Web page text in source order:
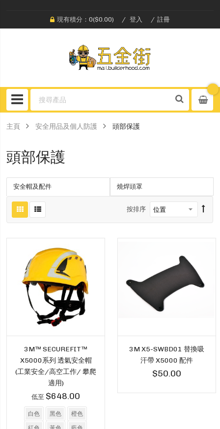
現有積分：0($0.00) 登入 註冊
主頁 安全用品及個人防護 頭部保護
頭部保護
安全帽及配件 燒焊頭罩
按排序
3M™ SECUREFIT™
X5000系列 透氣安全帽
(工業安全/高空工作/ 攀爬
適用)
低至 $648.00
白色 黑色 橙色
3M X5-SWBD01 替換吸
汗帶 X5000 配件
$50.00